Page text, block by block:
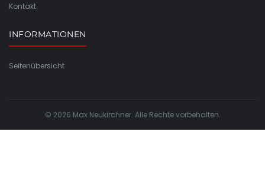
Kontakt
INFORMATIONEN
Seitenübersicht
© 2026 Max Neukirchner. Alle Rechte vorbehalten.